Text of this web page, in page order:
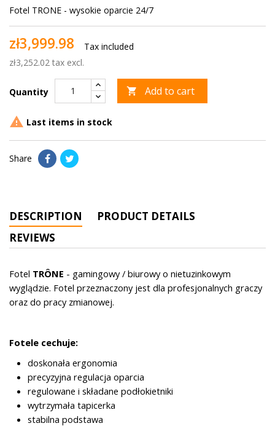
Fotel TRONE - wysokie oparcie 24/7
zł3,999.98
zł3,252.02 tax excl.
Tax included
Quantity  Add to cart
 Last items in stock
Share
DESCRIPTION
PRODUCT DETAILS
REVIEWS
Fotel TRÔNE - gamingowy / biurowy o nietuzinkowym
wyglądzie. Fotel przeznaczony jest dla profesjonalnych graczy
oraz do pracy zmianowej.
Fotele cechuje:
doskonała ergonomia
precyzyjna regulacja oparcia
regulowane i składane podłokietniki
wytrzymała tapicerka
stabilna podstawa